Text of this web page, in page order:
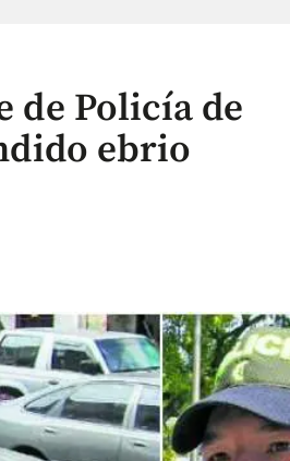
de Policía de
ebrio